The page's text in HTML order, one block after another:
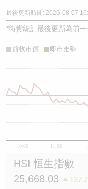
最後更新時間: 2026-08-07
*街貨統計最後更新為前
前收市價 即市走勢
10:00 11:00
HSI 恒生指數
25,668.03